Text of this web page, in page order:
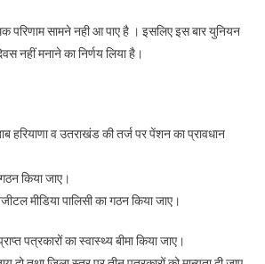
परिणाम सामने नही आ पाए है । इसलिए इस बार युनियन
नहीं मनाने का निर्णय लिया है।
हरियाणा व उतराखंड की तर्ज पर पेंशन का प्रावधान
किया जाए।
मीडिया पालिसी का गठन किया जाए।
पत्रकारों का स्वास्थ्य बीमा किया जाए।